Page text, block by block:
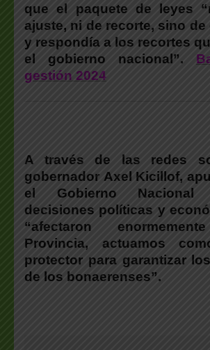
que el paquete de leyes
ajuste, ni de recorte, sino
y respondía a los recortes
el gobierno nacional”.
gestión 2024
A través de las redes
gobernador Axel Kicillof,
el Gobierno
decisiones políticas y
“afectaron
Provincia, actuamos
protector para garantizar
de los bonaerenses”.